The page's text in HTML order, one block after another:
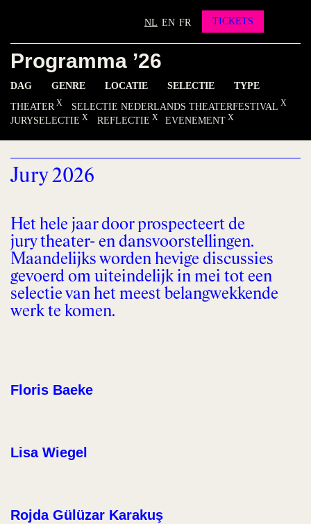
Contact
INSTAGRAM FACEBOOK YOUTUBE
NL EN FR TICKETS
Programma ’26
DAG GENRE LOCATIE SELECTIE
TYPE
THEATER
SELECTIE NEDERLANDS THEATERFESTIVAL
JURYSELECTIE
REFLECTIE EVENEMENT
Jury 2026
Het hele jaar door prospecteert de
jury theater- en dansvoorstellingen.
Maandelijks worden hevige discussies
gevoerd om uiteindelijk in mei tot een
selectie van het meest belangwekkende
werk te komen.
Floris Baeke
Lisa Wiegel
Rojda Gülüzar Karakuş